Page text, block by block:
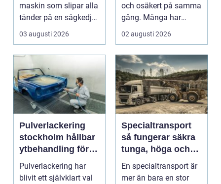
maskin som slipar alla
tänder på en sågkedja
utan att användaren...
03 augusti 2026
och osäkert på samma
gång. Många har
gamla smycken,
arvegods...
02 augusti 2026
Pulverlackering
stockholm hållbar
ytbehandling för
industri och
privatpersoner
Pulverlackering har
blivit ett självklart val
Specialtransport
så fungerar säkra
tunga, höga och
breda transporter
En specialtransport är
mer än bara en stor